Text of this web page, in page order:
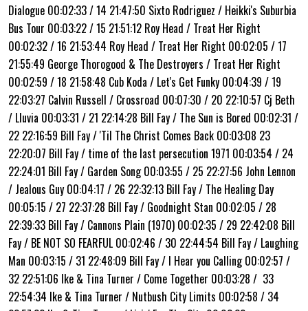
Dialogue 00:02:33 / 14 21:47:50 Sixto Rodriguez / Heikki's Suburbia
Bus Tour 00:03:22 / 15 21:51:12 Roy Head / Treat Her Right
00:02:32 / 16 21:53:44 Roy Head / Treat Her Right 00:02:05 / 17
21:55:49 George Thorogood & The Destroyers / Treat Her Right
00:02:59 / 18 21:58:48 Cub Koda / Let's Get Funky 00:04:39 / 19
22:03:27 Calvin Russell / Crossroad 00:07:30 / 20 22:10:57 Cj Beth
/ Lluvia 00:03:31 / 21 22:14:28 Bill Fay / The Sun is Bored 00:02:31 /
22 22:16:59 Bill Fay / 'Til The Christ Comes Back 00:03:08 23
22:20:07 Bill Fay / time of the last persecution 1971 00:03:54 / 24
22:24:01 Bill Fay / Garden Song 00:03:55 / 25 22:27:56 John Lennon
/ Jealous Guy 00:04:17 / 26 22:32:13 Bill Fay / The Healing Day
00:05:15 / 27 22:37:28 Bill Fay / Goodnight Stan 00:02:05 / 28
22:39:33 Bill Fay / Cannons Plain (1970) 00:02:35 / 29 22:42:08 Bill
Fay / BE NOT SO FEARFUL 00:02:46 / 30 22:44:54 Bill Fay / Laughing
Man 00:03:15 / 31 22:48:09 Bill Fay / I Hear you Calling 00:02:57 /
32 22:51:06 Ike & Tina Turner / Come Together 00:03:28 / 33
22:54:34 Ike & Tina Turner / Nutbush City Limits 00:02:58 / 34